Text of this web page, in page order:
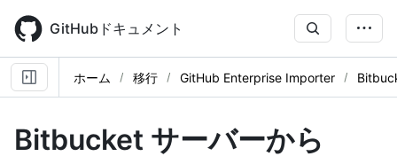
main
content
GitHubドキュメント
ホーム 移行 GitHub Enterprise Importer
Bitbucket サーバーから